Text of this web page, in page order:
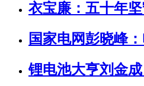
衣宝廉：五十年
国家电网彭晓峰
锂电池大亨刘金